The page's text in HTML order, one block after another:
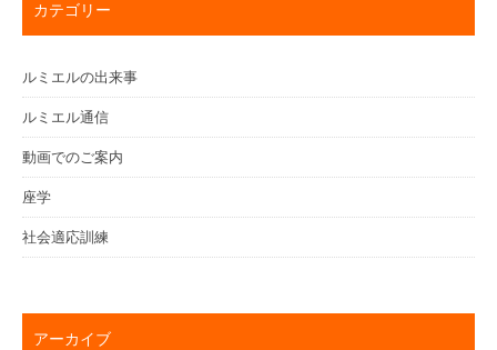
カテゴリー
ルミエルの出来事
ルミエル通信
動画でのご案内
座学
社会適応訓練
アーカイブ